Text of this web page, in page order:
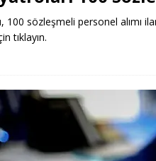
100 sözleşmeli personel alımı
tıklayın.